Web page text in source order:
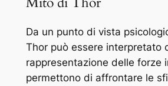
Da un punto di vista
Thor può essere interpretato
rappresentazione delle forze
permettono di affrontare le